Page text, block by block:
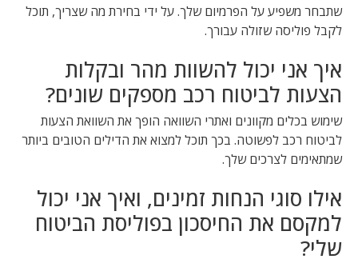
שתבחר משפיע על הפרמיום שלך. על ידי בחירת מה שצריך, תוכל
לקבל פוליסה שזולה עבורך.
איך אני יכול להשוות מהר ובקלות
הצעות לביטוח רכב מספקים שונים?
שימוש בכלים מקוונים ואתרי השוואה הופך את השוואת הצעות
לביטוח רכב לפשוטה. בכך תוכל למצוא את הדילים הטובים ביותר
שמתאימים לצרכים שלך.
אילו סוגי הנחות זמינים, ואיך אני יכול
למקסם את החיסכון בפוליסת הביטוח
שלי?